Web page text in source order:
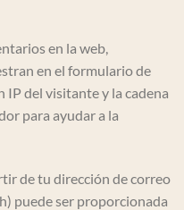
en la web,
en el formulario de
IP del visitante y la cadena
para ayudar a la
de tu dirección de correo
puede ser proporcionada